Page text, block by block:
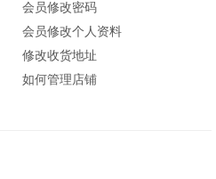
会员修改密码
会员修改个人资料
修改收货地址
如何管理店铺